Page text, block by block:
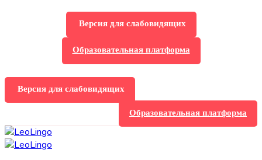
Версия для слабовидящих
Образовательная платформа
Версия для слабовидящих
Образовательная платформа